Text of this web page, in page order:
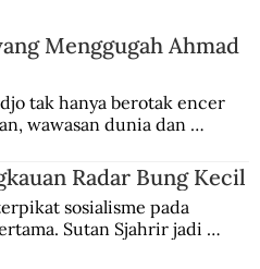
Moestopo
Menggugah Ahmad
tak hanya berotak encer
wawasan dunia dan
hingga Sun Yat-sen.
Radar Bung Kecil
sosialisme pada
Sutan Sjahrir jadi